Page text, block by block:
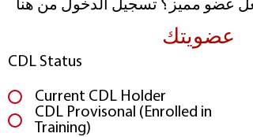
عضو مميز؟ تسجيل الدخول من هنا
عضويتك
CDL Status
Current CDL Holder
CDL Provisonal (Enrolled in
Training)